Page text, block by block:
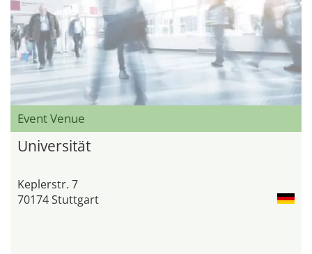
Event Venue
Universität
Keplerstr. 7
70174 Stuttgart